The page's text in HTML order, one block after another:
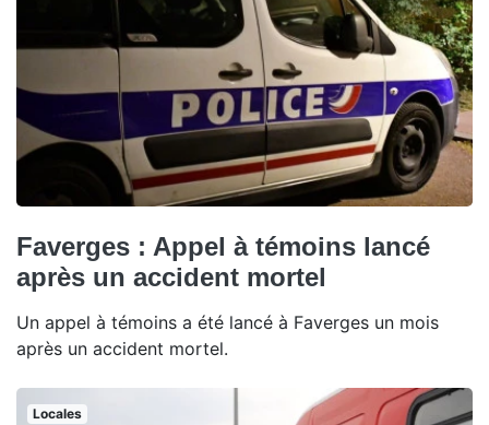
Faverges : Appel à témoins lancé
après un accident mortel
Un appel à témoins a été lancé à Faverges un mois
après un accident mortel.
Locales